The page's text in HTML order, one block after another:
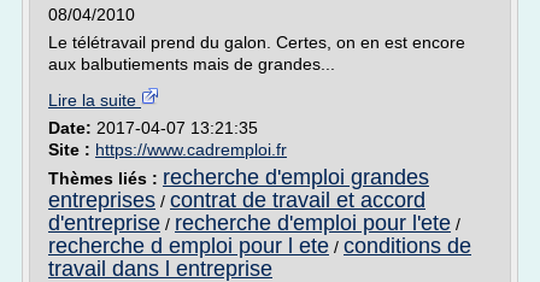
08/04/2010
Le télétravail prend du galon. Certes, on en est encore
aux balbutiements mais de grandes...
Lire la suite
Date: 2017-04-07 13:21:35
Site : https://www.cadremploi.fr
Thèmes liés : recherche d'emploi grandes
entreprises / contrat de travail et accord
d'entreprise / recherche d'emploi pour l'ete /
recherche d emploi pour l ete / conditions de
travail dans l entreprise